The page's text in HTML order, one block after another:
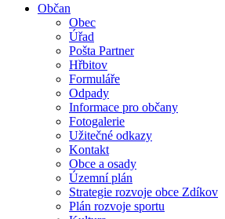
Občan
Obec
Úřad
Pošta Partner
Hřbitov
Formuláře
Odpady
Informace pro občany
Fotogalerie
Užitečné odkazy
Kontakt
Obce a osady
Územní plán
Strategie rozvoje obce Zdíkov
Plán rozvoje sportu